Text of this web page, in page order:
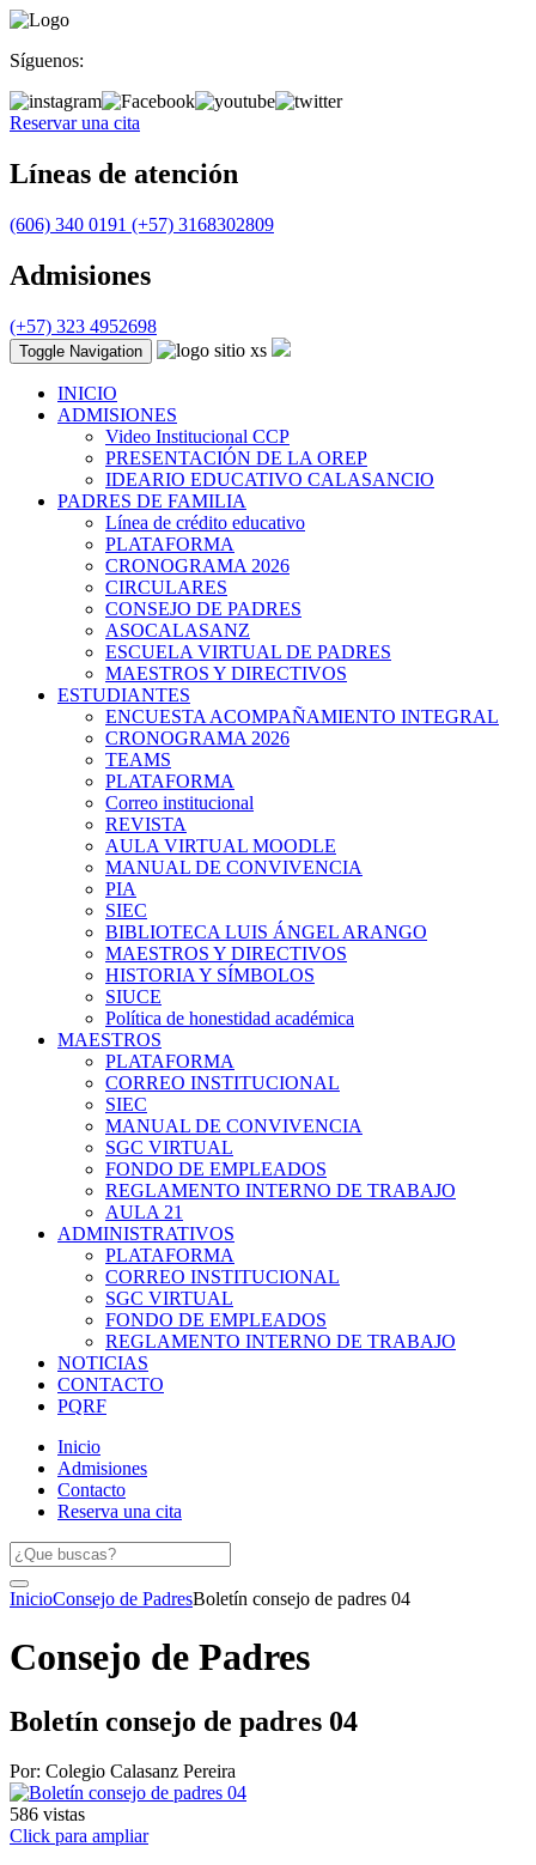
Síguenos:
Reservar una cita
Líneas de atención
(606) 340 0191 (+57) 3168302809
Admisiones
(+57) 323 4952698
Toggle Navigation
INICIO
ADMISIONES
Video Institucional CCP
PRESENTACIÓN DE LA OREP
IDEARIO EDUCATIVO CALASANCIO
PADRES DE FAMILIA
Línea de crédito educativo
PLATAFORMA
CRONOGRAMA 2026
CIRCULARES
CONSEJO DE PADRES
ASOCALASANZ
ESCUELA VIRTUAL DE PADRES
MAESTROS Y DIRECTIVOS
ESTUDIANTES
ENCUESTA ACOMPAÑAMIENTO INTEGRAL
CRONOGRAMA 2026
TEAMS
PLATAFORMA
Correo institucional
REVISTA
AULA VIRTUAL MOODLE
MANUAL DE CONVIVENCIA
PIA
SIEC
BIBLIOTECA LUIS ÁNGEL ARANGO
MAESTROS Y DIRECTIVOS
HISTORIA Y SÍMBOLOS
SIUCE
Política de honestidad académica
MAESTROS
PLATAFORMA
CORREO INSTITUCIONAL
SIEC
MANUAL DE CONVIVENCIA
SGC VIRTUAL
FONDO DE EMPLEADOS
REGLAMENTO INTERNO DE TRABAJO
AULA 21
ADMINISTRATIVOS
PLATAFORMA
CORREO INSTITUCIONAL
SGC VIRTUAL
FONDO DE EMPLEADOS
REGLAMENTO INTERNO DE TRABAJO
NOTICIAS
CONTACTO
PQRF
Inicio
Admisiones
Contacto
Reserva una cita
InicioConsejo de PadresBoletín consejo de padres 04
Consejo de Padres
Boletín consejo de padres 04
Por: Colegio Calasanz Pereira
586 vistas
Click para ampliar